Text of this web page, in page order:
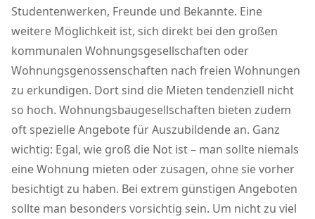
Studentenwerken, Freunde und Bekannte. Eine
weitere Möglichkeit ist, sich direkt bei den großen
kommunalen Wohnungsgesellschaften oder
Wohnungsgenossenschaften nach freien Wohnungen
zu erkundigen. Dort sind die Mieten tendenziell nicht
so hoch. Wohnungsbaugesellschaften bieten zudem
oft spezielle Angebote für Auszubildende an. Ganz
wichtig: Egal, wie groß die Not ist – man sollte niemals
eine Wohnung mieten oder zusagen, ohne sie vorher
besichtigt zu haben. Bei extrem günstigen Angeboten
sollte man besonders vorsichtig sein. Um nicht zu viel